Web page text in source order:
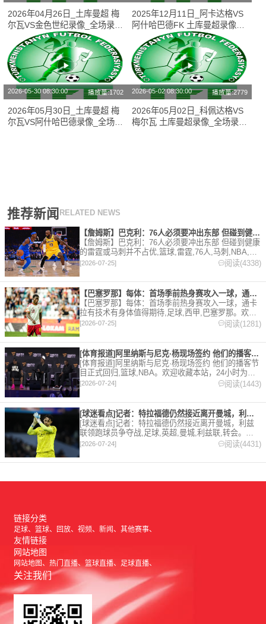
2026年04月26日_土库曼超 梅
尔瓦VS金色世纪录像_全场录像
【全场回放】
2025年12月11日_阿卡达格VS
阿什哈巴德FK 土库曼超录像_
全场录像【全场回放】
2026-05-30 08:30:00 播放量:1702
2026年05月30日_土库曼超 梅
尔瓦VS阿什哈巴德录像_全场录
2026-05-02 08:30:00 播放量:2779
2026年05月02日_科佩达格VS
梅尔瓦 土库曼超录像_全场录像
推荐新闻 RELATED NEWS
【詹姆斯】巴克利：76人必须要冲出东部 但碰到健康的雷霆或马
【詹姆斯】巴克利：76人必须要冲出东部 但碰到健康
的雷霆或马刺并不占优,篮球,雷霆,76人,马刺,NBA,詹
姆斯。欢迎收藏本站，24小时为你更新最新的足球，
篮球体育资讯。
[2026-07-25] 阅读(4338)
【巴塞罗那】每体：首场季前热身赛攻入一球，通卡拉有技术有身体
【巴塞罗那】每体：首场季前热身赛攻入一球，通卡
拉有技术有身体值得期待,足球,西甲,巴塞罗那。欢迎
收藏本站，24小时为你更新最新的足球，篮球体育资
讯。
[2026-07-25] 阅读(1281)
[体育报道]阿里纳斯与尼克·杨现场签约 他们的播客节目正式回
[体育报道]阿里纳斯与尼克·杨现场签约 他们的播客节
目正式回归,篮球,NBA。欢迎收藏本站，24小时为你
更新最新的足球，篮球体育资讯。
[2026-07-24] 阅读(1443)
[球迷看点]记者：特拉福德仍然接近离开曼城，利兹联领跑球员争
[球迷看点]记者：特拉福德仍然接近离开曼城，利兹
联领跑球员争夺战,足球,英超,曼城,利兹联,转会。欢
迎收藏本站，24小时为你更新最新的足球，篮球体育
资讯。
[2026-07-24] 阅读(4431)
链接分类
足球 篮球 回放 视频 新闻 其他赛事
友情链接
网站地图
网站地图 热门直播 篮球直播 足球直播
关注我们